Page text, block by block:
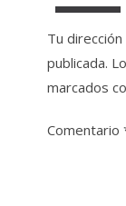
Tu
publicada.
marcados
Comentario